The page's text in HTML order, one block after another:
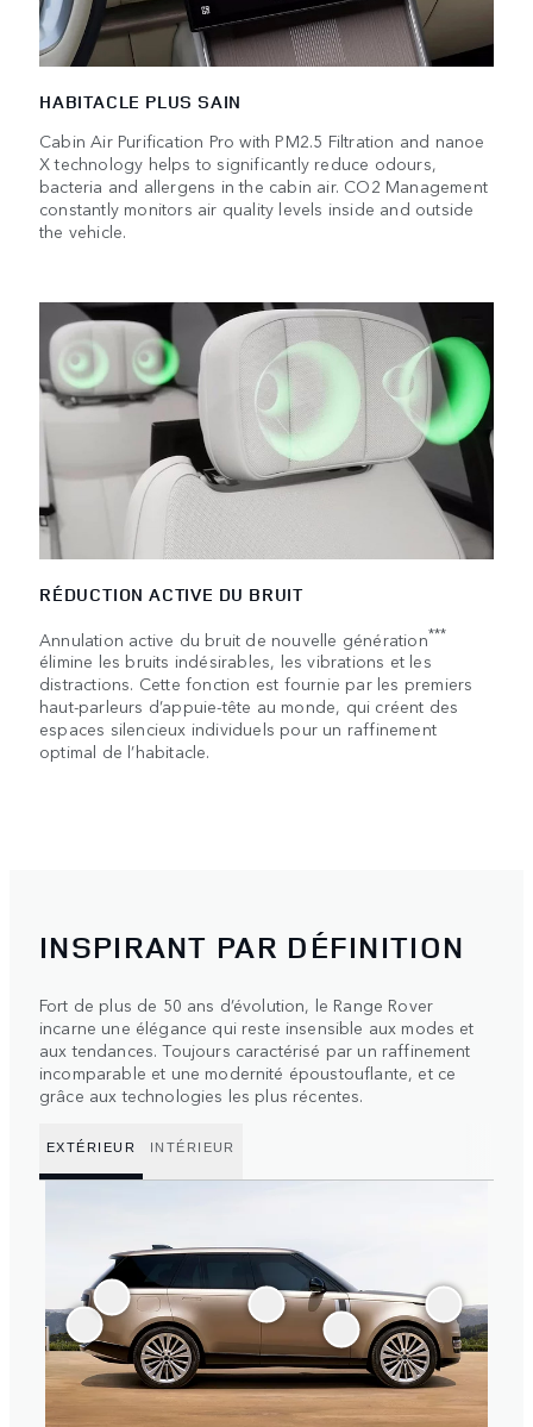
HABITACLE PLUS SAIN
Cabin Air Purification Pro with PM2.5 Filtration and nanoe
X technology helps to significantly reduce odours,
bacteria and allergens in the cabin air. CO2 Management
constantly monitors air quality levels inside and outside
the vehicle.
RÉDUCTION ACTIVE DU BRUIT
Annulation active du bruit de nouvelle génération***
élimine les bruits indésirables, les vibrations et les
distractions. Cette fonction est fournie par les premiers
haut-parleurs d’appuie-tête au monde, qui créent des
espaces silencieux individuels pour un raffinement
optimal de l’habitacle.
INSPIRANT PAR DÉFINITION
Fort de plus de 50 ans d’évolution, le Range Rover
incarne une élégance qui reste insensible aux modes et
aux tendances. Toujours caractérisé par un raffinement
incomparable et une modernité époustouflante, et ce
grâce aux technologies les plus récentes.
EXTÉRIEUR INTÉRIEUR